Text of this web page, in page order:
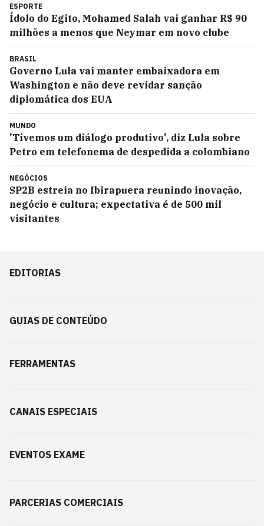
ESPORTE
Ídolo do Egito, Mohamed Salah vai ganhar R$ 90
milhões a menos que Neymar em novo clube
BRASIL
Governo Lula vai manter embaixadora em
Washington e não deve revidar sanção
diplomática dos EUA
MUNDO
'Tivemos um diálogo produtivo', diz Lula sobre
Petro em telefonema de despedida a colombiano
NEGÓCIOS
SP2B estreia no Ibirapuera reunindo inovação,
negócio e cultura; expectativa é de 500 mil
visitantes
EDITORIAS
GUIAS DE CONTEÚDO
FERRAMENTAS
CANAIS ESPECIAIS
EVENTOS EXAME
PARCERIAS COMERCIAIS